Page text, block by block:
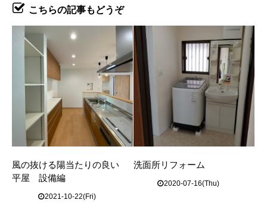
こちらの記事もどうぞ
風の抜ける陽当たりの良い
平屋 設備編
2021-10-22(Fri)
洗面所リフォーム
2020-07-16(Thu)